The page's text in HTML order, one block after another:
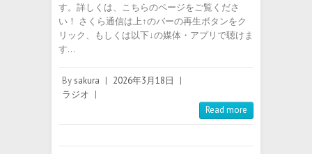
す。詳しくは、こちらのページをご覧くださ
い！ さくら通信は上↑のバーの再生ボタンをク
リック、もしくは以下↓の媒体・アプリで聴けま
す…
Bysakura | 2026年3月18日
|
ラジオ |
Read more